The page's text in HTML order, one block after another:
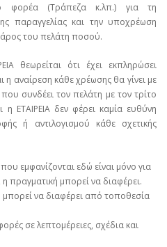
φορέα (Τράπεζα κ.λπ.) για τη
παραγγελίας και την υποχρέωση
του πελάτη ποσού.
θεωρείται ότι έχει εκπληρώσει
η αναίρεση κάθε χρέωσης θα γίνει με
συνδέει τον πελάτη με τον τρίτο
ΕΤΑΙΡΕΙΑ δεν φέρει καμία ευθύνη
ή αντιλογισμού κάθε σχετικής
εμφανίζονται εδώ είναι μόνο για
πραγματική μπορεί να διαφέρει.
μπορεί να διαφέρει από τοποθεσία
σε λεπτομέρειες, σχέδια και